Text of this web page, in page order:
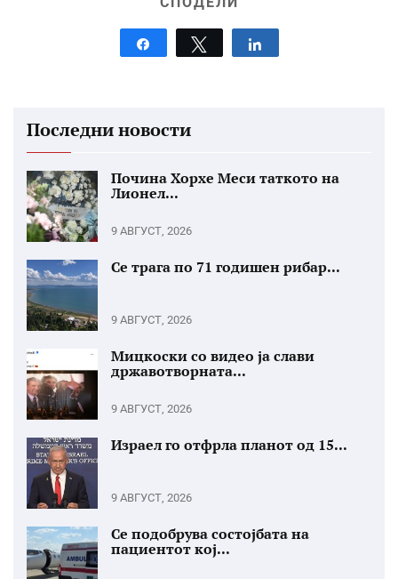
Tweet
Последни новости
Почина Хорхе Меси таткото на
Лионел...
9 АВГУСТ, 2026
Се трага по 71 годишен рибар...
9 АВГУСТ, 2026
Мицкоски со видео ја слави
државотворната...
9 АВГУСТ, 2026
Израел го отфрла планот од 15...
9 АВГУСТ, 2026
Се подобрува состојбата на
пациентот кој...